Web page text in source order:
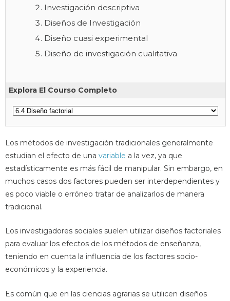
Investigación descriptiva
Diseños de Investigación
Diseño cuasi experimental
Diseño de investigación cualitativa
Explora El Courso Completo
Los métodos de investigación tradicionales generalmente
estudian el efecto de una variable a la vez, ya que
estadísticamente es más fácil de manipular. Sin embargo, en
muchos casos dos factores pueden ser interdependientes y
es poco viable o erróneo tratar de analizarlos de manera
tradicional.
Los investigadores sociales suelen utilizar diseños factoriales
para evaluar los efectos de los métodos de enseñanza,
teniendo en cuenta la influencia de los factores socio-
económicos y la experiencia.
Es común que en las ciencias agrarias se utilicen diseños